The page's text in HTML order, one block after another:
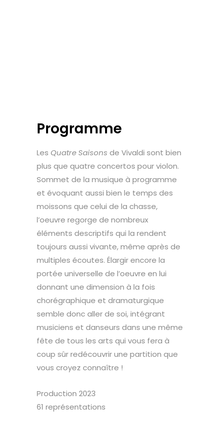
Programme
Les Quatre Saisons de Vivaldi sont bien
plus que quatre concertos pour violon.
Sommet de la musique à programme
et évoquant aussi bien le temps des
moissons que celui de la chasse,
l’oeuvre regorge de nombreux
éléments descriptifs qui la rendent
toujours aussi vivante, même après de
multiples écoutes. Élargir encore la
portée universelle de l’oeuvre en lui
donnant une dimension à la fois
chorégraphique et dramaturgique
semble donc aller de soi, intégrant
musiciens et danseurs dans une même
fête de tous les arts qui vous fera à
coup sûr redécouvrir une partition que
vous croyez connaître !
Production 2023
61 représentations